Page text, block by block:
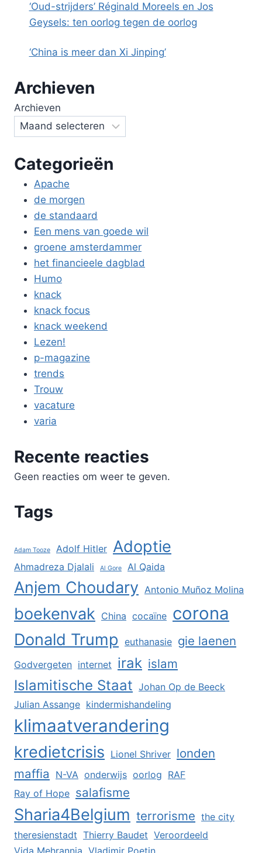
‘Oud-strijders’ Réginald Moreels en Jos
Geysels: ten oorlog tegen de oorlog
‘China is meer dan Xi Jinping’
Archieven
Archieven
Categorieën
Apache
de morgen
de standaard
Een mens van goede wil
groene amsterdammer
het financieele dagblad
Humo
knack
knack focus
knack weekend
Lezen!
p-magazine
trends
Trouw
vacature
varia
Recente reacties
Geen reacties om weer te geven.
Tags
Adam Tooze Adolf Hitler Adoptie
Ahmadreza Djalali Al Gore Al Qaida
Anjem Choudary Antonio Muñoz Molina
boekenvak China cocaïne corona
Donald Trump euthanasie gie laenen
Godvergeten internet irak islam
Islamitische Staat Johan Op de Beeck
Julian Assange kindermishandeling
klimaatverandering
kredietcrisis Lionel Shriver londen
maffia
N-VA onderwijs oorlog RAF
Ray of Hope salafisme
Sharia4Belgium terrorisme the city
theresienstadt Thierry Baudet Veroordeeld